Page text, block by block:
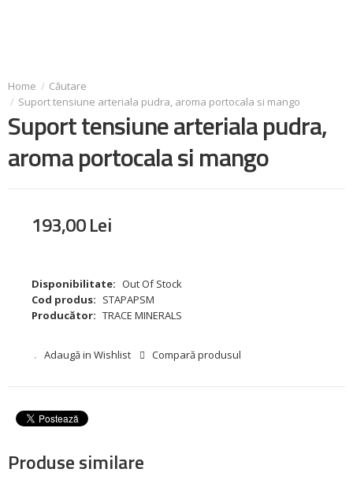
Căutare
Suport tensiune arteriala pudra, aroma portocala si mango
Suport tensiune arteriala pudra,
aroma portocala si mango
193,00Lei
Disponibilitate: Out Of Stock
Cod produs: STAPAPSM
Producător: TRACE MINERALS
Adaugă in Wishlist Compară produsul
Produse similare